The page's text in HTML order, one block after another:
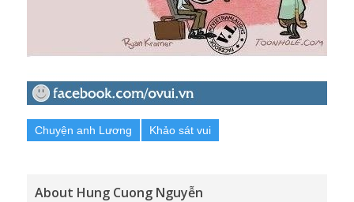
Chuyện anh Lương Khảo sát vui
About Hung Cuong Nguyễn